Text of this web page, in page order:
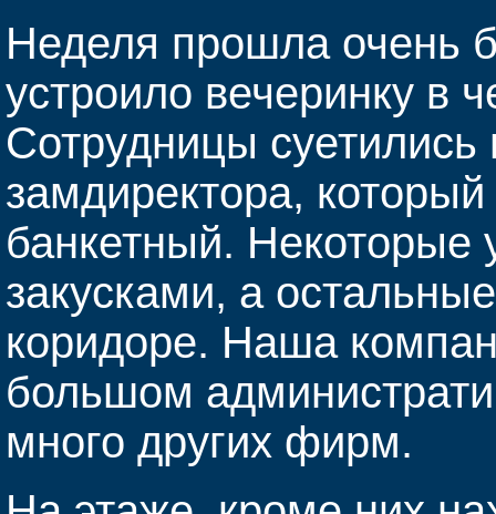
Неделя прошла очень
устроило вечеринку в
Сотрудницы
замдиректора,
банкетный. Некоторые
закусками, а
коридоре. Наша
большом
много других фирм.